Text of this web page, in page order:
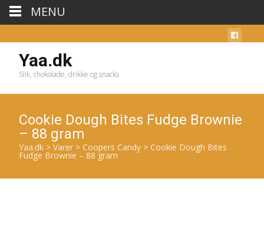
Yaa.dk
Slik, chokolade, drikke og snacks
Cookie Dough Bites Fudge Brownie
– 88 gram
Yaa.dk > Varer > Coopers Candy > Cookie Dough Bites
Fudge Brownie – 88 gram
MENU